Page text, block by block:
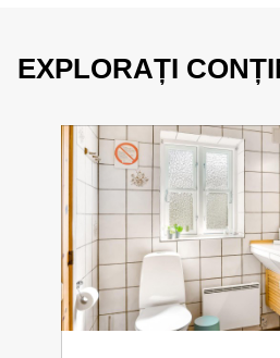
EXPLORAȚI